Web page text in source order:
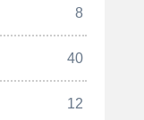
8
40
12